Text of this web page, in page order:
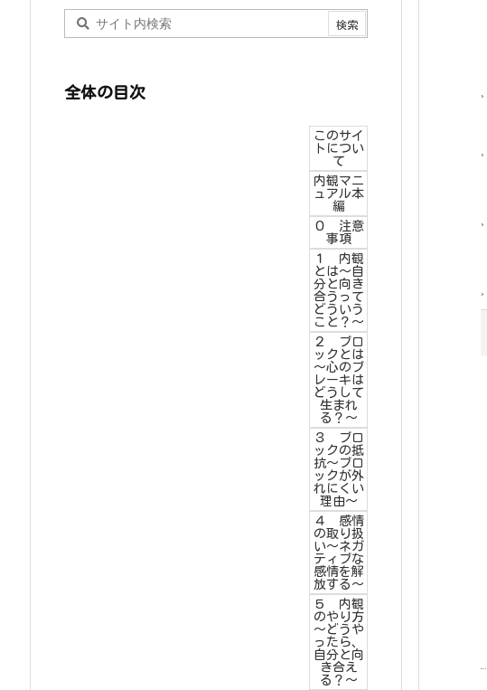
›
›
›
›
全体の目次
このサイ
トについ
て
内観マニ
ュアル本
編
０ 注意
事項
１ 内観
とは～自
分と向き
合うって
どういう
こと？～
２ ブロ
ックとは
～心のブ
レーキは
どうして
生まれ
る？～
３ ブロ
ックの抵
抗～ブロ
ックが外
れにくい
理由～
４ 感情
の取り扱
い～ネガ
ティブな
感情を解
放する～
５ 内観
のやり方
～どうや
ったら、
自分と向
き合え
る？～